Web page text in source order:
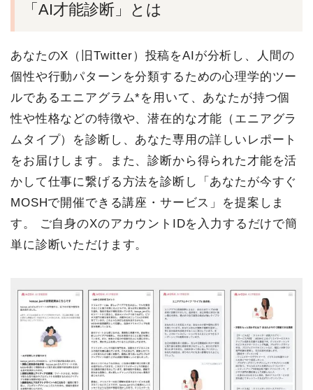
「AI才能診断」とは
あなたのX（旧Twitter）投稿をAIが分析し、人間の
個性や行動パターンを分類するための心理学的ツー
ルであるエニアグラム*を用いて、あなたが持つ個
性や性格などの特徴や、潜在的な才能（エニアグラ
ムタイプ）を診断し、あなた専用の詳しいレポート
をお届けします。また、診断から得られた才能を活
かして仕事に繋げる方法を診断し「あなたが今すぐ
MOSHで開催できる講座・サービス」を提案しま
す。 ご自身のXのアカウントIDを入力するだけで簡
単に診断いただけます。